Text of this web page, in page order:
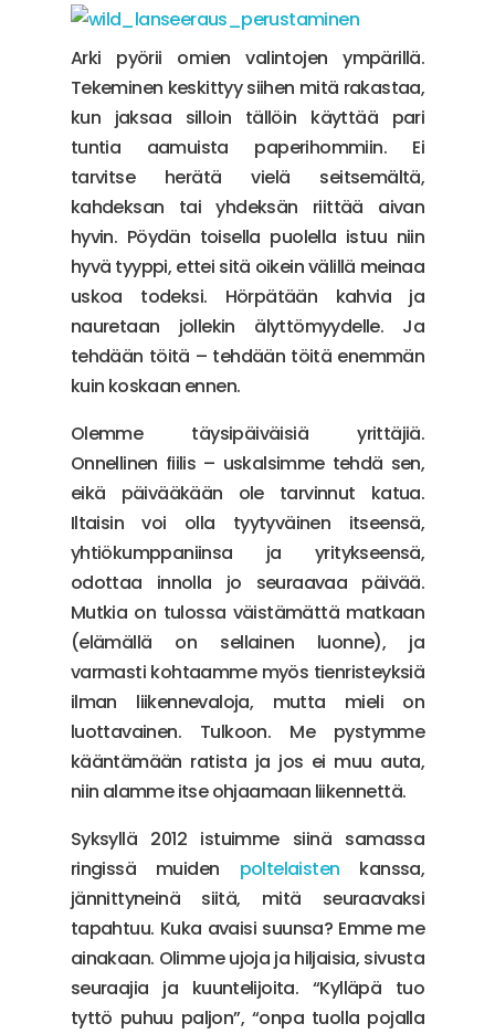
Arki pyörii omien valintojen ympärillä.
Tekeminen keskittyy siihen mitä rakastaa,
kun jaksaa silloin tällöin käyttää pari
tuntia aamuista paperihommiin. Ei
tarvitse herätä vielä seitsemältä,
kahdeksan tai yhdeksän riittää aivan
hyvin. Pöydän toisella puolella istuu niin
hyvä tyyppi, ettei sitä oikein välillä meinaa
uskoa todeksi. Hörpätään kahvia ja
nauretaan jollekin älyttömyydelle. Ja
tehdään töitä – tehdään töitä enemmän
kuin koskaan ennen.
Olemme täysipäiväisiä yrittäjiä.
Onnellinen fiilis – uskalsimme tehdä sen,
eikä päivääkään ole tarvinnut katua.
Iltaisin voi olla tyytyväinen itseensä,
yhtiökumppaniinsa ja yritykseensä,
odottaa innolla jo seuraavaa päivää.
Mutkia on tulossa väistämättä matkaan
(elämällä on sellainen luonne), ja
varmasti kohtaamme myös tienristeyksiä
ilman liikennevaloja, mutta mieli on
luottavainen. Tulkoon. Me pystymme
kääntämään ratista ja jos ei muu auta,
niin alamme itse ohjaamaan liikennettä.
Syksyllä 2012 istuimme siinä samassa
ringissä muiden poltelaisten kanssa,
jännittyneinä siitä, mitä seuraavaksi
tapahtuu. Kuka avaisi suunsa? Emme me
ainakaan. Olimme ujoja ja hiljaisia, sivusta
seuraajia ja kuuntelijoita. “Kylläpä tuo
tyttö puhuu paljon”, “onpa tuolla pojalla